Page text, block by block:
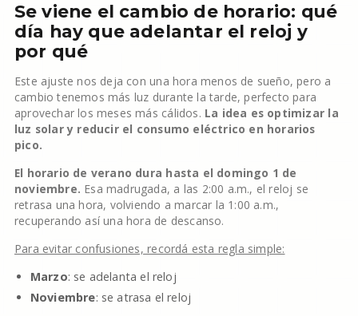
Se viene el cambio de horario: qué
día hay que adelantar el reloj y
por qué
Este ajuste nos deja con una hora menos de sueño, pero a
cambio tenemos más luz durante la tarde, perfecto para
aprovechar los meses más cálidos. La idea es optimizar la
luz solar y reducir el consumo eléctrico en horarios
pico.
El horario de verano dura hasta el domingo 1 de
noviembre. Esa madrugada, a las 2:00 a.m., el reloj se
retrasa una hora, volviendo a marcar la 1:00 a.m.,
recuperando así una hora de descanso.
Para evitar confusiones, recordá esta regla simple:
Marzo: se adelanta el reloj
Noviembre: se atrasa el reloj